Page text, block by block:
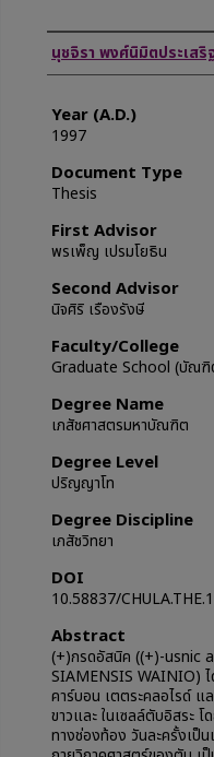
Author
นุชจิรา พงศ์นิมิตประเสริ
Year (A.D.)
1997
Document Type
Thesis
First Advisor
พรเพ็ญ เปรมโยธิน
Second Advisor
นิจศิริ เรืองรังษี
Faculty/College
Graduate School (บัณฑิ
Degree Name
เภสัชศาสตรมหาบัณฑิต
Degree Level
ปริญญาโท
Degree Discipline
เภสัชวิทยา
DOI
10.58837/
Abstract
(+)กรดอัสนิค ((+)-usnic
SIAMENSIS WAINIO)
คาร์บอน เตตระคลอไรด์
ขาวและ ในเซลล์ตับอิสระ
ทางช่องท้อง วันละครั้งเป็